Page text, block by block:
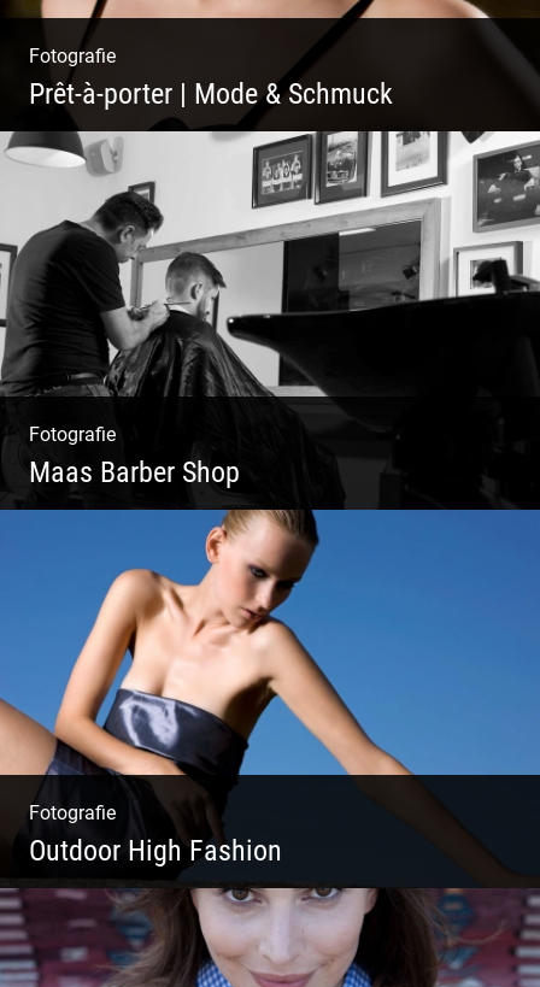
Fotografie
Prêt-à-porter | Mode & Schmuck
Fotografie
Maas Barber Shop
Coole Bartstyles | Haircut & Shave | Farbe
& Schnitt | Creating Men
Fotografie
Outdoor High Fashion
Outdoor High Fashion